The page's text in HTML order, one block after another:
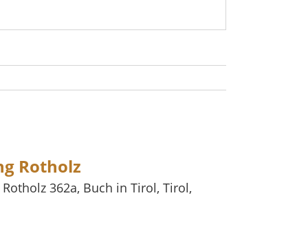
Rotholz
Rotholz 362a, Buch in Tirol, Tirol,